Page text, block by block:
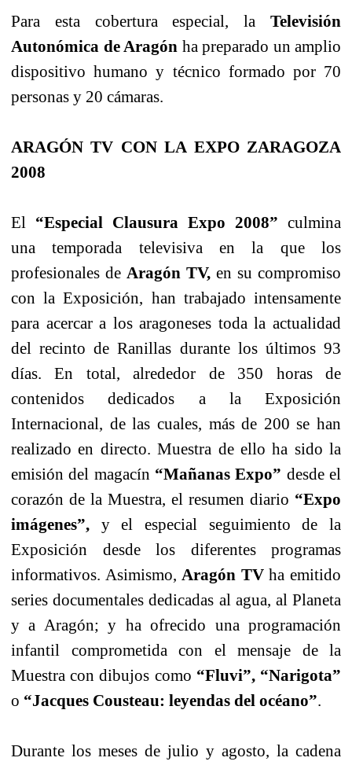
Para esta cobertura especial, la Televisión
Autonómica de Aragón ha preparado un amplio
dispositivo humano y técnico formado por 70
personas y 20 cámaras.
ARAGÓN TV CON LA EXPO ZARAGOZA
2008
El “Especial Clausura Expo 2008” culmina
una temporada televisiva en la que los
profesionales de Aragón TV, en su compromiso
con la Exposición, han trabajado intensamente
para acercar a los aragoneses toda la actualidad
del recinto de Ranillas durante los últimos 93
días. En total, alrededor de 350 horas de
contenidos dedicados a la Exposición
Internacional, de las cuales, más de 200 se han
realizado en directo. Muestra de ello ha sido la
emisión del magacín “Mañanas Expo” desde el
corazón de la Muestra, el resumen diario “Expo
imágenes”, y el especial seguimiento de la
Exposición desde los diferentes programas
informativos. Asimismo, Aragón TVha emitido
series documentales dedicadas al agua, al Planeta
y a Aragón; y ha ofrecido una programación
infantil comprometida con el mensaje de la
Muestra con dibujos como “Fluvi”, “Narigota”
o “Jacques Cousteau: leyendas del océano”.
Durante los meses de julio y agosto, la cadena